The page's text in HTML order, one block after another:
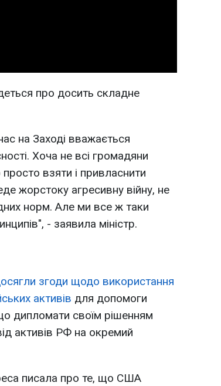
про досить складне
на Заході вважається
Хоча не всі громадяни
взяти і привласнити
жорстоку агресивну війну, не
норм. Але ми все ж таки
- заявила міністр.
згоди щодо використання
активів для допомоги
дипломати своїм рішенням
активів РФ на окремий
писала про те, що США